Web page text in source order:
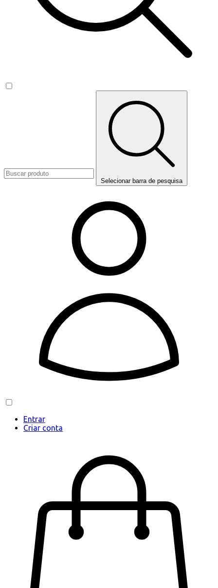
Selecionar barra de pesquisa
Entrar
Criar conta